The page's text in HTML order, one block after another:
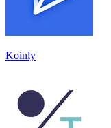
Koinly